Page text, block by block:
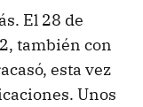
El 28 de
también con
esta vez
Unos